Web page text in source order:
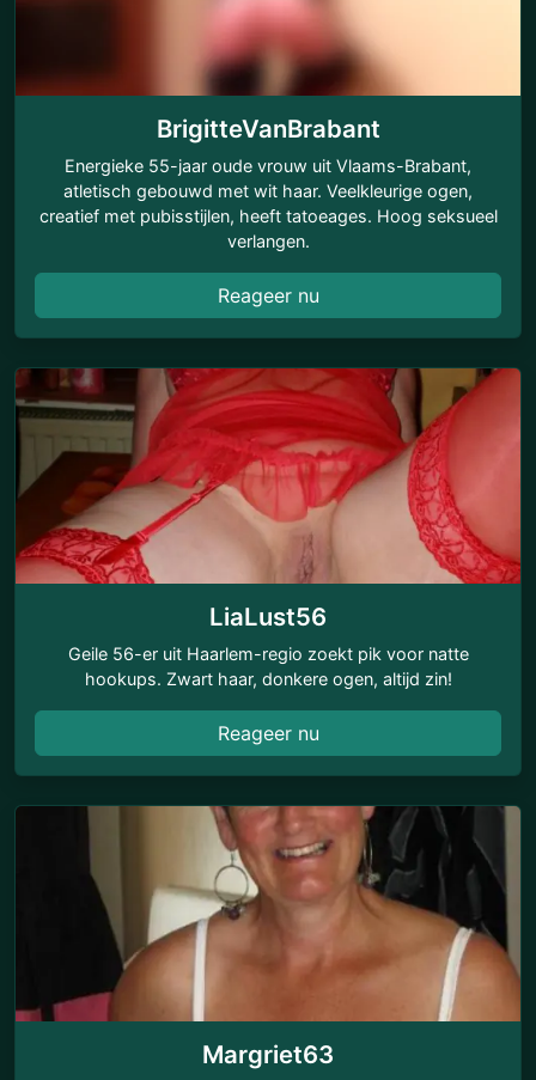
BrigitteVanBrabant
Energieke 55-jaar oude vrouw uit Vlaams-Brabant,
atletisch gebouwd met wit haar. Veelkleurige ogen,
creatief met pubisstijlen, heeft tatoeages. Hoog seksueel
verlangen.
Reageer nu
LiaLust56
Geile 56-er uit Haarlem-regio zoekt pik voor natte
hookups. Zwart haar, donkere ogen, altijd zin!
Reageer nu
Margriet63